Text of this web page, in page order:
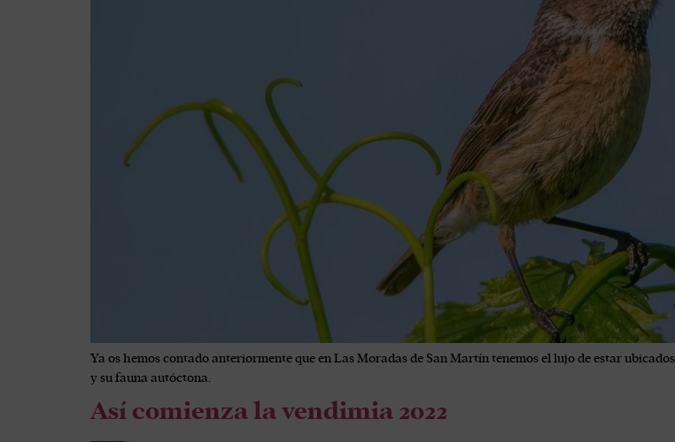
Ya os hemos contado anteriormente que en Las Moradas de San Martín tenemos el lujo de estar
y su fauna autóctona.
Así comienza la vendimia 2022